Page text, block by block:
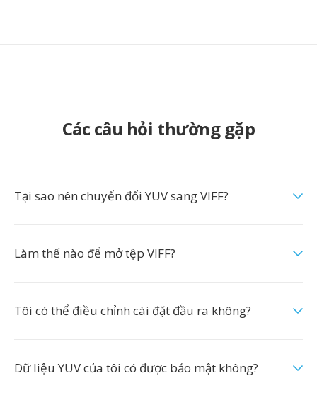
Các câu hỏi thường gặp
Tại sao nên chuyển đổi YUV sang VIFF?
Làm thế nào để mở tệp VIFF?
Tôi có thể điều chỉnh cài đặt đầu ra không?
Dữ liệu YUV của tôi có được bảo mật không?